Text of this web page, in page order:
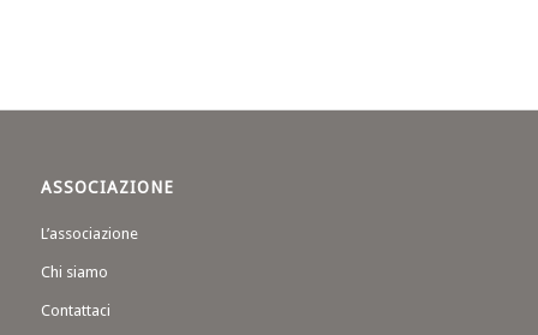
ASSOCIAZIONE
L’associazione
Chi siamo
Contattaci